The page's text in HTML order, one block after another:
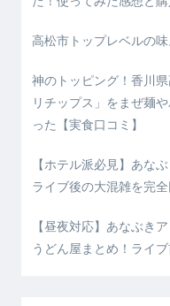
高松市トップレベルの
神のトッピング！香川
リチップス」をまぜ麺
った【実食口コミ】
【ホテル派必見】あな
ライブ後の大混雑を完
【昼夜対応】あなぶき
うどん屋まとめ！ライ